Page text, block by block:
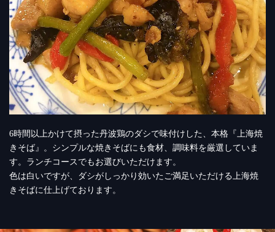
6時間以上かけて摂った丹波鶏のダシで味付けした、本格『上海焼
きそば』。シンプルな焼きそばにも食材、調味料を厳選していま
す。ランチコースでもお選びいただけます。
色は白いですが、ダシがしっかり効いたご満足いただける上海焼
きそばに仕上げております。